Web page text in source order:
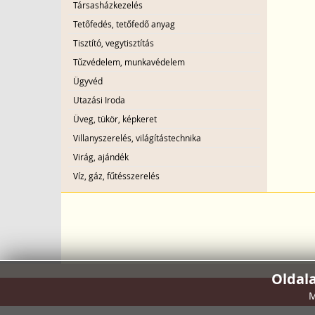
Társasházkezelés
Tetőfedés, tetőfedő anyag
Tisztító, vegytisztítás
Tűzvédelem, munkavédelem
Ügyvéd
Utazási Iroda
Üveg, tükör, képkeret
Villanyszerelés, világítástechnika
Virág, ajándék
Víz, gáz, fűtésszerelés